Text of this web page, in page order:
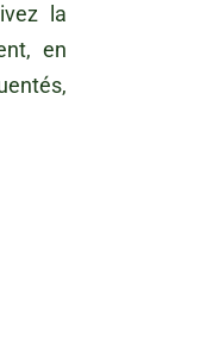
la
en